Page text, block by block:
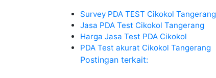
Survey PDA TEST Cikokol Tangerang
Jasa PDA Test Cikokol Tangerang
Harga Jasa Test PDA Cikokol
PDA Test akurat Cikokol Tangerang
Postingan terkait: